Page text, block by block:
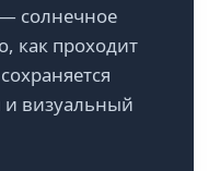
солнечное
как проходит
визуальный